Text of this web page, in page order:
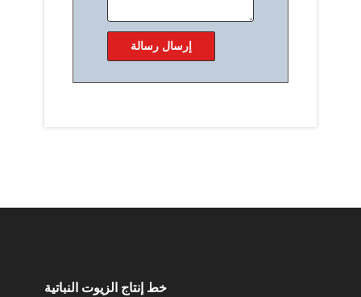
خط إنتاج الزيوت النباتية